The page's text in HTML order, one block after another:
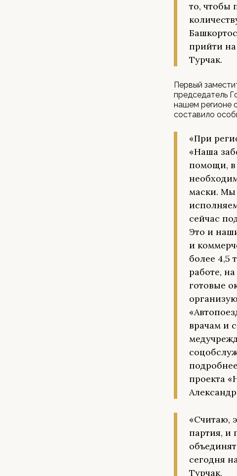
то, чтобы
прийти
Турчак.
Первый
председатель
нашем регионе
составило
«При
«Наша
помощи, в
маски. Мы
сейчас
Это и
и
более 4,5
работе,
готовые
врачам и
проекта
«Считаю,
партия, и
сегодня
Турчак.